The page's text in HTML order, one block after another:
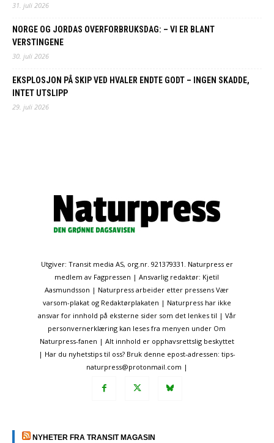
31. juli 2026
NORGE OG JORDAS OVERFORBRUKSDAG: – VI ER BLANT
VERSTINGENE
30. juli 2026
EKSPLOSJON PÅ SKIP VED HVALER ENDTE GODT – INGEN SKADDE,
INTET UTSLIPP
29. juli 2026
Utgiver: Transit media AS, org.nr. 921379331. Naturpress er
medlem av Fagpressen | Ansvarlig redaktør: Kjetil
Aasmundsson | Naturpress arbeider etter pressens Vær
varsom-plakat og Redaktørplakaten | Naturpress har ikke
ansvar for innhold på eksterne sider som det lenkes til | Vår
personvernerklæring kan leses fra menyen under Om
Naturpress-fanen | Alt innhold er opphavsrettslig beskyttet
| Har du nyhetstips til oss? Bruk denne epost-adressen: tips-
naturpress@protonmail.com |
NYHETER FRA TRANSIT MAGASIN